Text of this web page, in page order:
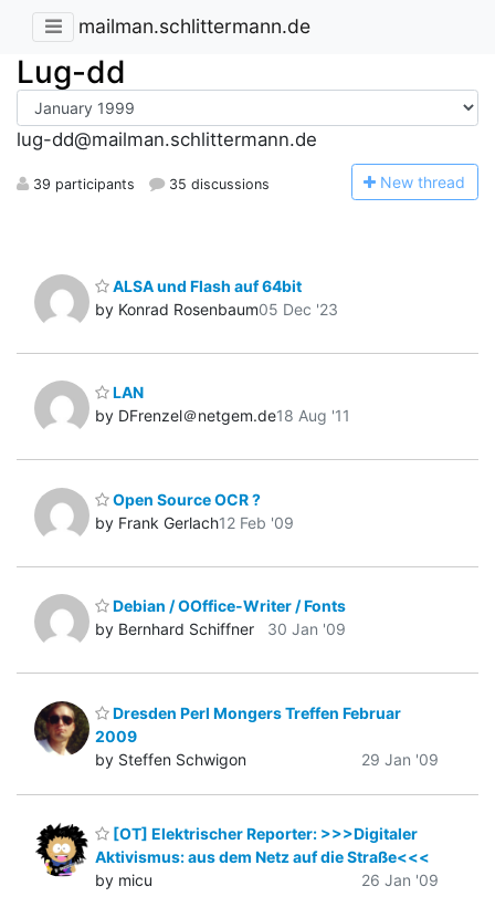
mailman.schlittermann.de
Lug-dd
lug-dd@mailman.schlittermann.de
39 participants 35 discussions New thread
ALSA und Flash auf 64bit
by Konrad Rosenbaum05 Dec '23
LAN
by DFrenzel＠netgem.de18 Aug '11
Open Source OCR ?
by Frank Gerlach12 Feb '09
Debian / OOffice-Writer / Fonts
by Bernhard Schiffner
30 Jan '09
Dresden Perl Mongers Treffen Februar
2009
by Steffen Schwigon
29 Jan '09
[OT] Elektrischer Reporter: >>>Digitaler
Aktivismus: aus dem Netz auf die Straße<<<
by micu
26 Jan '09